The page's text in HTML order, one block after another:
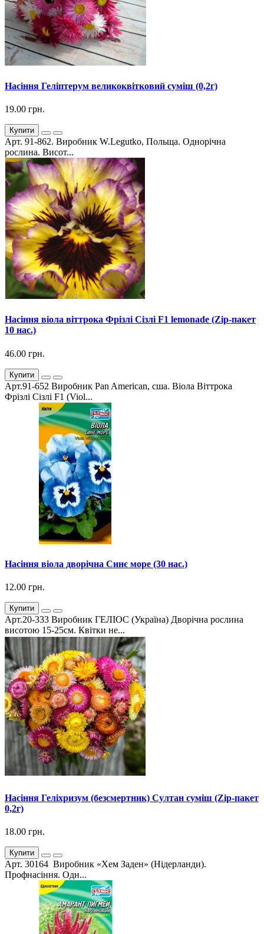
Насіння Геліптерум великоквітковий суміш (0,2г)
19.00 грн.
Купити
Арт. 91-862. Виробник W.Legutko, Польща. Однорічна
рослина. Висот...
Насіння віола віттрока Фрізлі Сізлі F1 lemonade (Zip-пакет
10 нас.)
46.00 грн.
Купити
Арт.91-652 Виробник Pan American, сша. Віола Віттрока
Фрізлі Сізлі F1 (Viol...
Насіння віола дворічна Синє море (30 нас.)
12.00 грн.
Купити
Арт.20-333 Виробник ГЕЛІОС (Україна) Дворічна рослина
висотою 15-25см. Квітки не...
Насіння Геліхризум (безсмертник) Султан суміш (Zip-пакет
0,2г)
18.00 грн.
Купити
Арт. 30164 Виробник «Хем Заден» (Нідерланди).
Профнасіння. Одн...